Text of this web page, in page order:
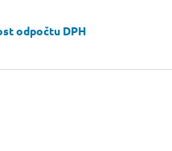
odpočtu DPH